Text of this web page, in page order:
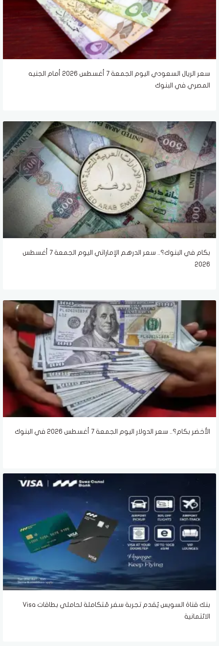
سعر الريال السعودي اليوم الجمعة 7 أغسطس 2026 أمام الجنيه
المصري في البنوك
بكام في البنوك؟.. سعر الدرهم الإماراتي اليوم الجمعة 7 أغسطس
2026
الأخضر بكام؟.. سعر الدولار اليوم الجمعة 7 أغسطس 2026 في البنوك
بنك قناة السويس يُقدم تجربة سفر مُتكاملة لحاملي بطاقات Visa
الائتمانية